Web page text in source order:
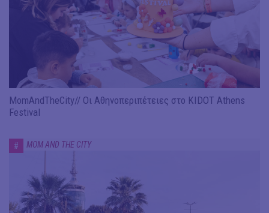
MomAndTheCity// Οι Αθηνοπεριπέτειες στο KIDOT Athens
Festival
# MOM AND THE CITY